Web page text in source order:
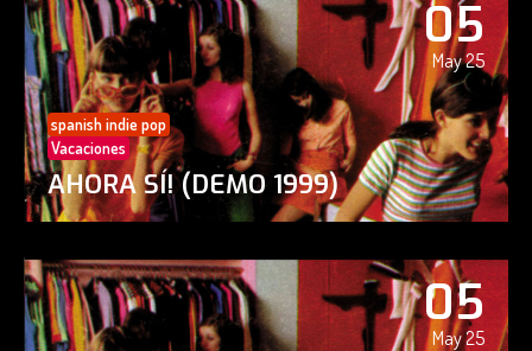
05
May 25
spanish indie pop
Vacaciones
AHORA SÍ! (DEMO 1999)
05
May 25